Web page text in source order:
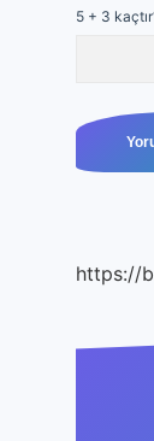
5 + 3
https://